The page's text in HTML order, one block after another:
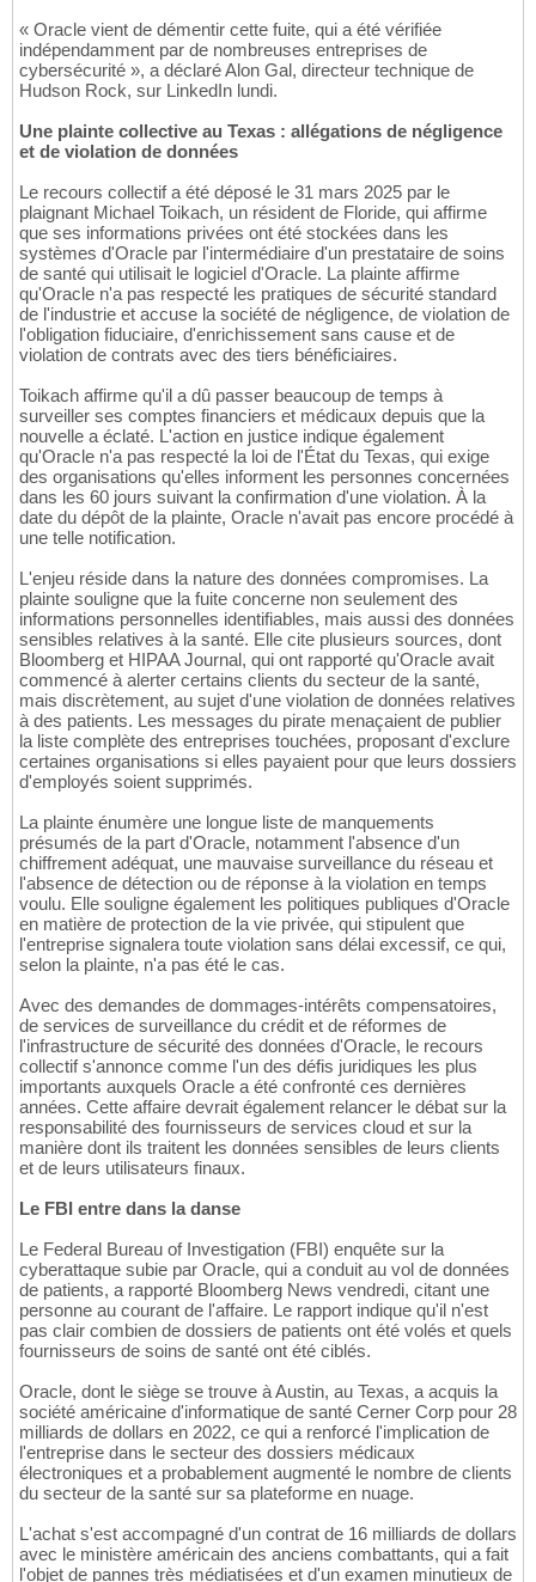
« Oracle vient de démentir cette fuite, qui a été vérifiée
indépendamment par de nombreuses entreprises de
cybersécurité », a déclaré Alon Gal, directeur technique de
Hudson Rock, sur LinkedIn lundi.
Une plainte collective au Texas : allégations de négligence
et de violation de données
Le recours collectif a été déposé le 31 mars 2025 par le
plaignant Michael Toikach, un résident de Floride, qui affirme
que ses informations privées ont été stockées dans les
systèmes d'Oracle par l'intermédiaire d'un prestataire de soins
de santé qui utilisait le logiciel d'Oracle. La plainte affirme
qu'Oracle n'a pas respecté les pratiques de sécurité standard
de l'industrie et accuse la société de négligence, de violation de
l'obligation fiduciaire, d'enrichissement sans cause et de
violation de contrats avec des tiers bénéficiaires.
Toikach affirme qu'il a dû passer beaucoup de temps à
surveiller ses comptes financiers et médicaux depuis que la
nouvelle a éclaté. L'action en justice indique également
qu'Oracle n'a pas respecté la loi de l'État du Texas, qui exige
des organisations qu'elles informent les personnes concernées
dans les 60 jours suivant la confirmation d'une violation. À la
date du dépôt de la plainte, Oracle n'avait pas encore procédé à
une telle notification.
L'enjeu réside dans la nature des données compromises. La
plainte souligne que la fuite concerne non seulement des
informations personnelles identifiables, mais aussi des données
sensibles relatives à la santé. Elle cite plusieurs sources, dont
Bloomberg et HIPAA Journal, qui ont rapporté qu'Oracle avait
commencé à alerter certains clients du secteur de la santé,
mais discrètement, au sujet d'une violation de données relatives
à des patients. Les messages du pirate menaçaient de publier
la liste complète des entreprises touchées, proposant d'exclure
certaines organisations si elles payaient pour que leurs dossiers
d'employés soient supprimés.
La plainte énumère une longue liste de manquements
présumés de la part d'Oracle, notamment l'absence d'un
chiffrement adéquat, une mauvaise surveillance du réseau et
l'absence de détection ou de réponse à la violation en temps
voulu. Elle souligne également les politiques publiques d'Oracle
en matière de protection de la vie privée, qui stipulent que
l'entreprise signalera toute violation sans délai excessif, ce qui,
selon la plainte, n'a pas été le cas.
Avec des demandes de dommages-intérêts compensatoires,
de services de surveillance du crédit et de réformes de
l'infrastructure de sécurité des données d'Oracle, le recours
collectif s'annonce comme l'un des défis juridiques les plus
importants auxquels Oracle a été confronté ces dernières
années. Cette affaire devrait également relancer le débat sur la
responsabilité des fournisseurs de services cloud et sur la
manière dont ils traitent les données sensibles de leurs clients
et de leurs utilisateurs finaux.
Le FBI entre dans la danse
Le Federal Bureau of Investigation (FBI) enquête sur la
cyberattaque subie par Oracle, qui a conduit au vol de données
de patients, a rapporté Bloomberg News vendredi, citant une
personne au courant de l'affaire. Le rapport indique qu'il n'est
pas clair combien de dossiers de patients ont été volés et quels
fournisseurs de soins de santé ont été ciblés.
Oracle, dont le siège se trouve à Austin, au Texas, a acquis la
société américaine d'informatique de santé Cerner Corp pour 28
milliards de dollars en 2022, ce qui a renforcé l'implication de
l'entreprise dans le secteur des dossiers médicaux
électroniques et a probablement augmenté le nombre de clients
du secteur de la santé sur sa plateforme en nuage.
L'achat s'est accompagné d'un contrat de 16 milliards de dollars
avec le ministère américain des anciens combattants, qui a fait
l'objet de pannes très médiatisées et d'un examen minutieux de